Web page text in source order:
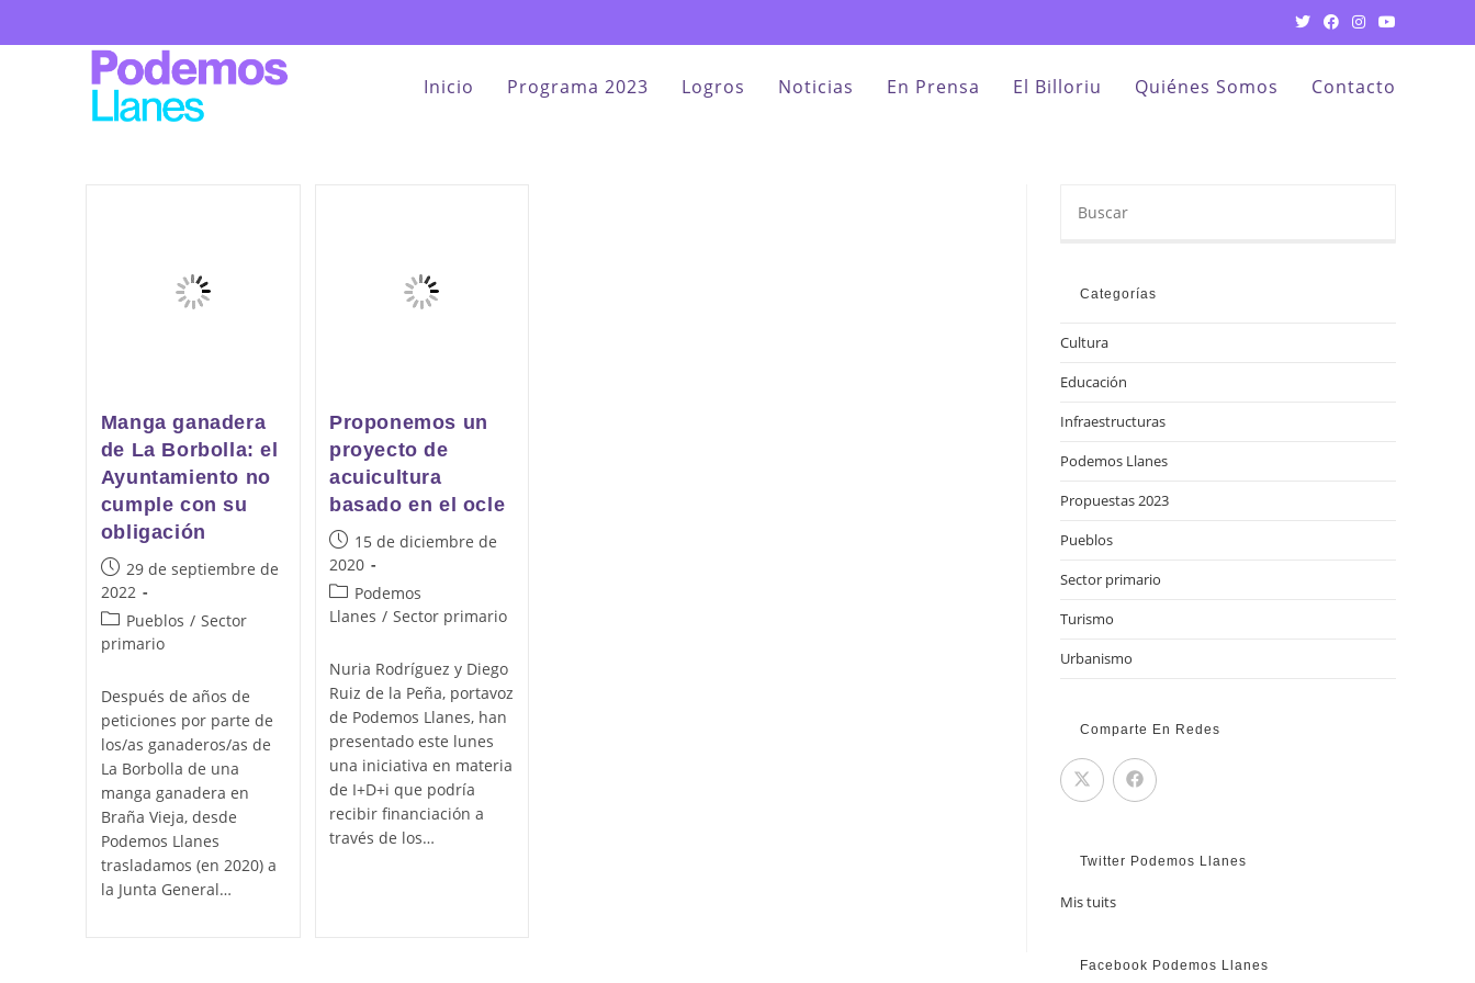
al
Inicio Programa 2023 Logros Noticias En Prensa El Billoriu Quiénes Somos Contacto
Manga ganadera
de La Borbolla: el
Ayuntamiento no
cumple con su
obligación
Publicación
de
la
entrada:
29 de septiembre de
2022
Categoría
de
entrada:
Pueblos / Sector
primario
Después de años de
peticiones por parte de
los/as ganaderos/as de
La Borbolla de una
manga ganadera en
Braña Vieja, desde
Podemos Llanes
trasladamos (en 2020) a
la Junta General…
Proponemos un
proyecto de
acuicultura
basado en el ocle
Publicación
de
la
entrada:
15 de diciembre de
2020
Categoría
de
entrada:
Podemos
Llanes / Sector primario
Nuria Rodríguez y Diego
Ruiz de la Peña, portavoz
de Podemos Llanes, han
presentado este lunes
una iniciativa en materia
de I+D+i que podría
recibir financiación a
través de los…
Categorías
Cultura
Educación
Infraestructuras
Podemos Llanes
Propuestas 2023
Pueblos
Sector primario
Turismo
Urbanismo
Comparte En Redes
Twitter Podemos Llanes
Mis tuits
Facebook Podemos Llanes